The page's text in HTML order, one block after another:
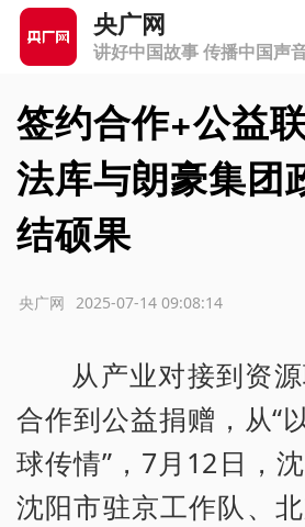
央广网
讲好中国故事 传播中国声
签约合作+公益
法库与朗豪集团
结硕果
2025-07-14 09:08:14
央广网
从产业对接到资
合作到公益捐赠，从“
球传情”，7月12日，沈
沈阳市驻京工作队、北